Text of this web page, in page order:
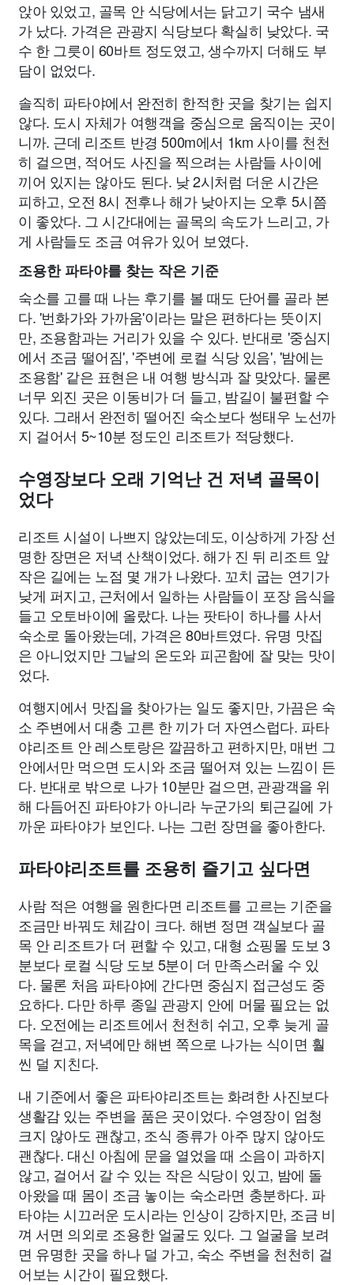
앉아 있었고, 골목 안 식당에서는 닭고기 국수 냄새
가 났다. 가격은 관광지 식당보다 확실히 낮았다. 국
수 한 그릇이 60바트 정도였고, 생수까지 더해도 부
담이 없었다.
솔직히 파타야에서 완전히 한적한 곳을 찾기는 쉽지
않다. 도시 자체가 여행객을 중심으로 움직이는 곳이
니까. 근데 리조트 반경 500m에서 1km 사이를 천천
히 걸으면, 적어도 사진을 찍으려는 사람들 사이에
끼어 있지는 않아도 된다. 낮 2시처럼 더운 시간은
피하고, 오전 8시 전후나 해가 낮아지는 오후 5시쯤
이 좋았다. 그 시간대에는 골목의 속도가 느리고, 가
게 사람들도 조금 여유가 있어 보였다.
조용한 파타야를 찾는 작은 기준
숙소를 고를 때 나는 후기를 볼 때도 단어를 골라 본
다. '번화가와 가까움'이라는 말은 편하다는 뜻이지
만, 조용함과는 거리가 있을 수 있다. 반대로 '중심지
에서 조금 떨어짐', '주변에 로컬 식당 있음', '밤에는
조용함' 같은 표현은 내 여행 방식과 잘 맞았다. 물론
너무 외진 곳은 이동비가 더 들고, 밤길이 불편할 수
있다. 그래서 완전히 떨어진 숙소보다 썽태우 노선까
지 걸어서 5~10분 정도인 리조트가 적당했다.
수영장보다 오래 기억난 건 저녁 골목이
었다
리조트 시설이 나쁘지 않았는데도, 이상하게 가장 선
명한 장면은 저녁 산책이었다. 해가 진 뒤 리조트 앞
작은 길에는 노점 몇 개가 나왔다. 꼬치 굽는 연기가
낮게 퍼지고, 근처에서 일하는 사람들이 포장 음식을
들고 오토바이에 올랐다. 나는 팟타이 하나를 사서
숙소로 돌아왔는데, 가격은 80바트였다. 유명 맛집
은 아니었지만 그날의 온도와 피곤함에 잘 맞는 맛이
었다.
여행지에서 맛집을 찾아가는 일도 좋지만, 가끔은 숙
소 주변에서 대충 고른 한 끼가 더 자연스럽다. 파타
야리조트 안 레스토랑은 깔끔하고 편하지만, 매번 그
안에서만 먹으면 도시와 조금 떨어져 있는 느낌이 든
다. 반대로 밖으로 나가 10분만 걸으면, 관광객을 위
해 다듬어진 파타야가 아니라 누군가의 퇴근길에 가
까운 파타야가 보인다. 나는 그런 장면을 좋아한다.
파타야리조트를 조용히 즐기고 싶다면
사람 적은 여행을 원한다면 리조트를 고르는 기준을
조금만 바꿔도 체감이 크다. 해변 정면 객실보다 골
목 안 리조트가 더 편할 수 있고, 대형 쇼핑몰 도보 3
분보다 로컬 식당 도보 5분이 더 만족스러울 수 있
다. 물론 처음 파타야에 간다면 중심지 접근성도 중
요하다. 다만 하루 종일 관광지 안에 머물 필요는 없
다. 오전에는 리조트에서 천천히 쉬고, 오후 늦게 골
목을 걷고, 저녁에만 해변 쪽으로 나가는 식이면 훨
씬 덜 지친다.
내 기준에서 좋은 파타야리조트는 화려한 사진보다
생활감 있는 주변을 품은 곳이었다. 수영장이 엄청
크지 않아도 괜찮고, 조식 종류가 아주 많지 않아도
괜찮다. 대신 아침에 문을 열었을 때 소음이 과하지
않고, 걸어서 갈 수 있는 작은 식당이 있고, 밤에 돌
아왔을 때 몸이 조금 놓이는 숙소라면 충분하다. 파
타야는 시끄러운 도시라는 인상이 강하지만, 조금 비
껴 서면 의외로 조용한 얼굴도 있다. 그 얼굴을 보려
면 유명한 곳을 하나 덜 가고, 숙소 주변을 천천히 걸
어보는 시간이 필요했다.